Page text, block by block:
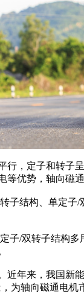
定子和转子
优势，轴向磁
结构、单定子/
/双转子结构多
来，我国新能
为轴向磁通电机